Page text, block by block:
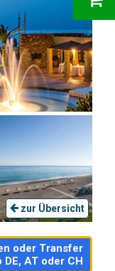
zur Übersicht
oder Transfer
AT oder CH